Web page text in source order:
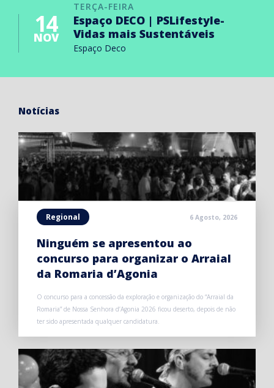
TERÇA-FEIRA
14
NOV
Espaço DECO | PSLifestyle-
Vidas mais Sustentáveis
Espaço Deco
Notícias
Regional 6 Agosto, 2026
Ninguém se apresentou ao
concurso para organizar o Arraial
da Romaria d’Agonia
O concurso para a concessão da exploração e organização do “Arraial da
Romaria” de Nossa Senhora d’Agonia 2026 ficou deserto, depois de não
ter sido apresentada qualquer candidatura.